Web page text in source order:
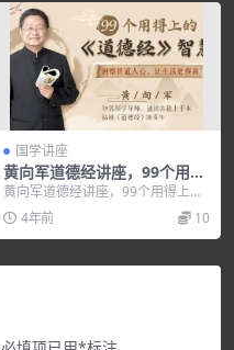
国学讲座
黄向军道德经讲座，99个用得
上的《道德经》智慧
黄向军道德经讲座，99个用得上的
《道德经》智慧，培训讲座视频，
培训课程视频教程下...
4年前 10